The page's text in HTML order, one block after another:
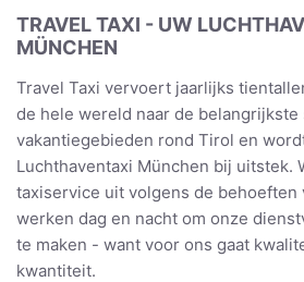
TRAVEL TAXI - UW
MÜNCHEN
Travel Taxi vervoert jaarlijks
de hele wereld naar de belangrijkste
vakantiegebieden rond Tirol en
Luchthaventaxi München bij uitstek.
taxiservice uit volgens de behoeften
werken dag en nacht om onze
te maken - want voor ons gaat
kwantiteit.